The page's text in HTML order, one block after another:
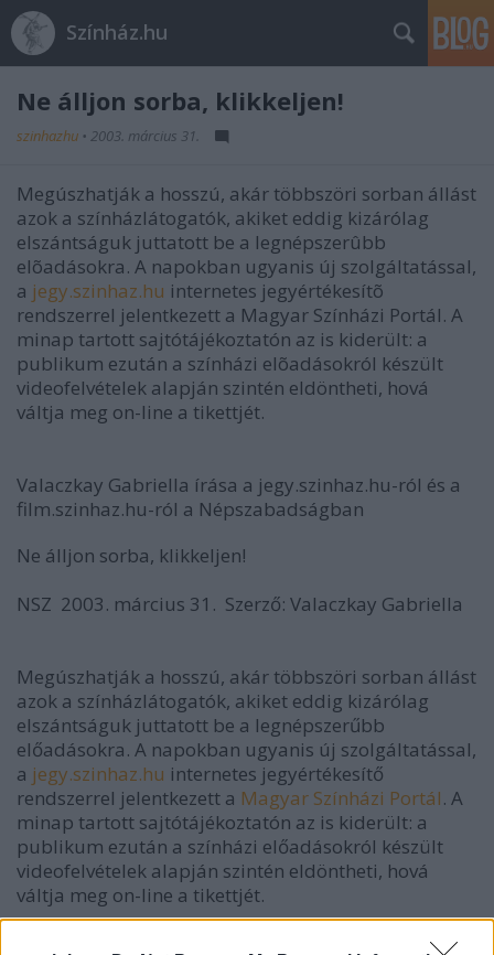
Színház.hu
Ne álljon sorba, klikkeljen!
szinhazhu • 2003. március 31.
Megúszhatják a hosszú, akár többszöri sorban állást
azok a színházlátogatók, akiket eddig kizárólag
elszántságuk juttatott be a legnépszerûbb
elõadásokra. A napokban ugyanis új szolgáltatással,
a jegy.szinhaz.hu internetes jegyértékesítõ
rendszerrel jelentkezett a Magyar Színházi Portál. A
minap tartott sajtótájékoztatón az is kiderült: a
publikum ezután a színházi elõadásokról készült
videofelvételek alapján szintén eldöntheti, hová
váltja meg on-line a tikettjét.
Valaczkay Gabriella írása a jegy.szinhaz.hu-ról és a
film.szinhaz.hu-ról a Népszabadságban
Ne álljon sorba, klikkeljen!
NSZ  2003. március 31.  Szerző: Valaczkay Gabriella
Megúszhatják a hosszú, akár többszöri sorban állást
azok a színházlátogatók, akiket eddig kizárólag
elszántságuk juttatott be a legnépszerűbb
előadásokra. A napokban ugyanis új szolgáltatással,
a jegy.szinhaz.hu internetes jegyértékesítő
rendszerrel jelentkezett a Magyar Színházi Portál. A
minap tartott sajtótájékoztatón az is kiderült: a
publikum ezután a színházi előadásokról készült
videofelvételek alapján szintén eldöntheti, hová
váltja meg on-line a tikettjét.